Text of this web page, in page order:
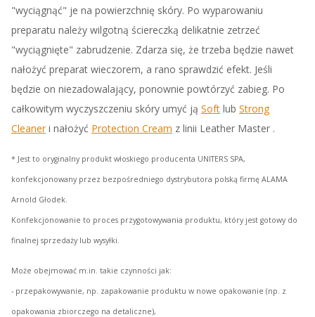
"wyciągnąć" je na powierzchnię skóry. Po wyparowaniu
preparatu należy wilgotną ściereczką delikatnie zetrzeć
"wyciągnięte" zabrudzenie. Zdarza się, że trzeba będzie nawet
nałożyć preparat wieczorem, a rano sprawdzić efekt. Jeśli
będzie on niezadowalający, ponownie powtórzyć zabieg. Po
całkowitym wyczyszczeniu skóry umyć ją Soft lub Strong
Cleaner i nałożyć Protection Cream z linii Leather Master .
* Jest to oryginalny produkt włoskiego producenta UNITERS SPA,
konfekcjonowany przez bezpośredniego dystrybutora polską firmę ALAMA
Arnold Głodek.
Konfekcjonowanie to proces przygotowywania produktu, który jest gotowy do
finalnej sprzedaży lub wysyłki.
Może obejmować m.in. takie czynności jak:
- przepakowywanie, np. zapakowanie produktu w nowe opakowanie (np. z
opakowania zbiorczego na detaliczne),